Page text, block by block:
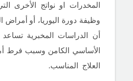
المخدرات او نواتج الأخرى
وظيفة دورة اليوريا، أو أمراض
أن الدراسات المخبرية
الأساسي الكامن وسبب فرط
العلاج
المناسب.